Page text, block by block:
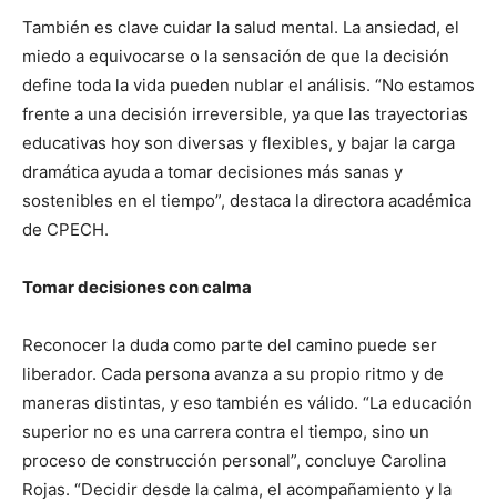
También es clave cuidar la salud mental. La ansiedad, el
miedo a equivocarse o la sensación de que la decisión
define toda la vida pueden nublar el análisis. “No estamos
frente a una decisión irreversible, ya que las trayectorias
educativas hoy son diversas y flexibles, y bajar la carga
dramática ayuda a tomar decisiones más sanas y
sostenibles en el tiempo”, destaca la directora académica
de CPECH.
Tomar decisiones con calma
Reconocer la duda como parte del camino puede ser
liberador. Cada persona avanza a su propio ritmo y de
maneras distintas, y eso también es válido. “La educación
superior no es una carrera contra el tiempo, sino un
proceso de construcción personal”, concluye Carolina
Rojas. “Decidir desde la calma, el acompañamiento y la